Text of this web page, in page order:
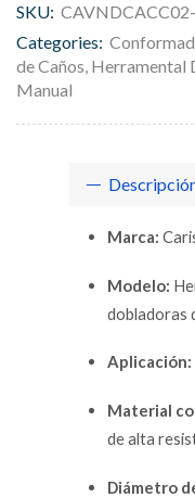
SKU:
Categories:
de Caños, Herramental
Manual
Marca:
Modelo:
dobladoras
Aplicación:
Material
de alta
Diámetro